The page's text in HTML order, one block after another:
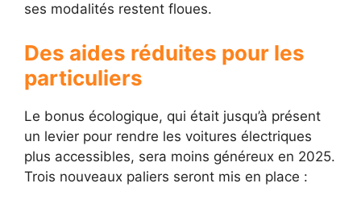
ses modalités restent floues.
Des aides réduites pour les
particuliers
Le bonus écologique, qui était jusqu’à présent
un levier pour rendre les voitures électriques
plus accessibles, sera moins généreux en 2025.
Trois nouveaux paliers seront mis en place :